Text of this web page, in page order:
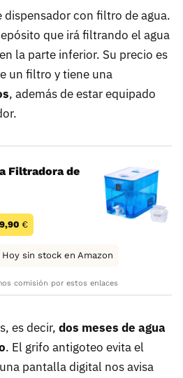
dispensador con filtro de agua.
que irá filtrando el agua
la parte inferior. Su precio es
un filtro y tiene una
, además de estar equipado
Filtradora de
€
Hoy sin stock en Amazon
comisión por estos enlaces
es decir, dos meses de agua
. El grifo antigoteo evita el
pantalla digital nos avisa